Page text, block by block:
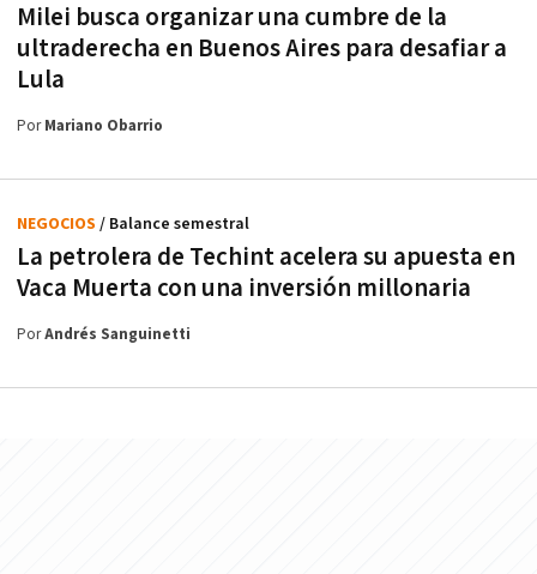
Milei busca organizar una cumbre de la
ultraderecha en Buenos Aires para desafiar a
Lula
PorMariano Obarrio
La petrolera de Techint acelera su apuesta en
Vaca Muerta con una inversión millonaria
NEGOCIOS / Balance semestral
PorAndrés Sanguinetti